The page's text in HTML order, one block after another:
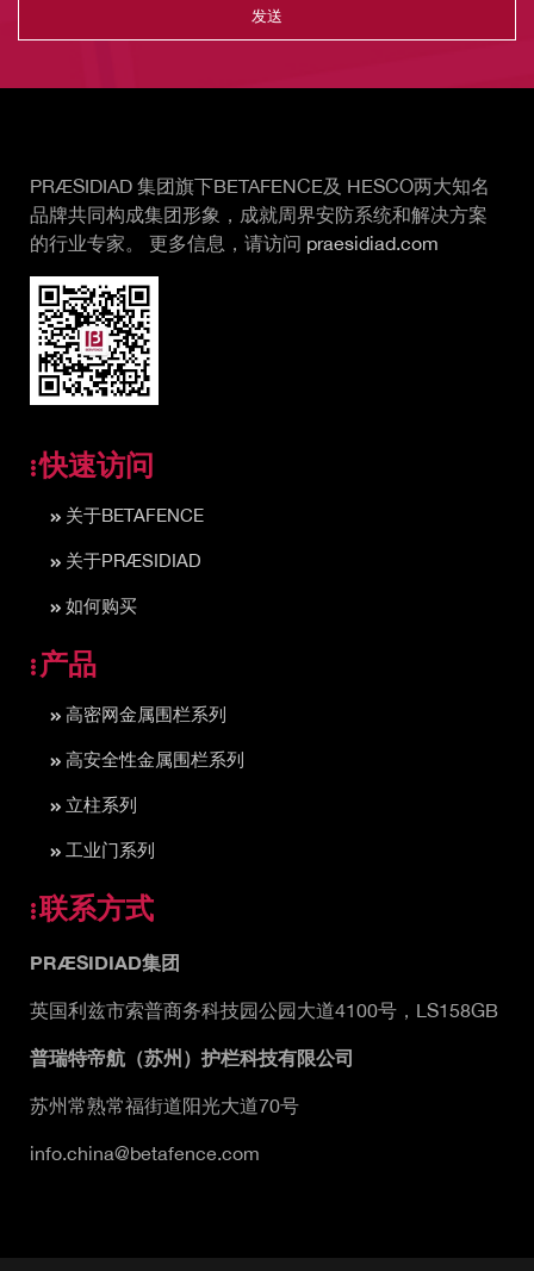
PRÆSIDIAD 集团旗下BETAFENCE及 HESCO两大知名
品牌共同构成集团形象，成就周界安防系统和解决方案
的行业专家。 更多信息，请访问 praesidiad.com
快速访问
关于BETAFENCE
关于PRÆSIDIAD
如何购买
产品
高密网金属围栏系列
高安全性金属围栏系列
立柱系列
工业门系列
联系方式
PRÆSIDIAD集团
英国利兹市索普商务科技园公园大道4100号，LS158GB
普瑞特帝航（苏州）护栏科技有限公司
苏州常熟常福街道阳光大道70号
info.china@betafence.com